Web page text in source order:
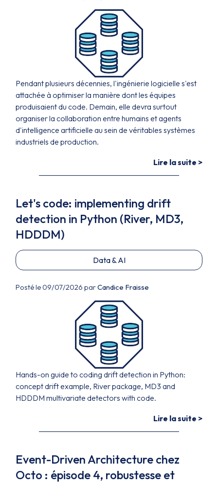
Pendant plusieurs décennies, l'ingénierie logicielle s'est
attachée à optimiser la manière dont les équipes
produisaient du code. Demain, elle devra surtout
organiser la collaboration entre humains et agents
d'intelligence artificielle au sein de véritables systèmes
industriels de production.
Lire la suite >
Let's code: implementing drift
detection in Python (River, MD3,
HDDDM)
Data & AI
Posté le 09/07/2026 parCandice Fraisse
Hands-on guide to coding drift detection in Python:
concept drift example, River package, MD3 and
HDDDM multivariate detectors with code.
Lire la suite >
Event-Driven Architecture chez
Octo : épisode 4, robustesse et